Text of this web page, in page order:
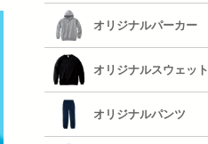
オリジナルパーカー
オリジナルスウェット
オリジナルパンツ